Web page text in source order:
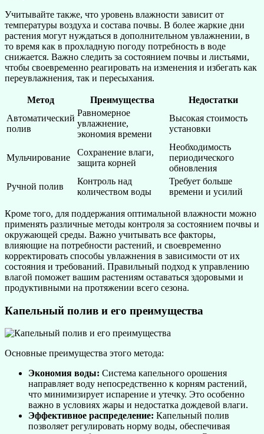
Учитывайте также, что уровень влажности зависит от
температуры воздуха и состава почвы. В более жаркие дни
растения могут нуждаться в дополнительном увлажнении, в
то время как в прохладную погоду потребность в воде
снижается. Важно следить за состоянием почвы и листьями,
чтобы своевременно реагировать на изменения и избегать как
переувлажнения, так и пересыхания.
Метод Преимущества
Недостатки
Автоматический
полив
Равномерное
увлажнение,
экономия времени
Высокая стоимость
установки
Мульчирование
Сохранение влаги,
защита корней
Необходимость
периодического
обновления
Ручной полив
Контроль над
количеством воды
Требует больше
времени и усилий
Кроме того, для поддержания оптимальной влажности можно
применять различные методы контроля за состоянием почвы и
окружающей среды. Важно учитывать все факторы,
влияющие на потребности растений, и своевременно
корректировать способы увлажнения в зависимости от их
состояния и требований. Правильный подход к управлению
влагой поможет вашим растениям оставаться здоровыми и
продуктивными на протяжении всего сезона.
Капельный полив и его преимущества
Основные преимущества этого метода:
Экономия воды: Система капельного орошения
направляет воду непосредственно к корням растений,
что минимизирует испарение и утечку. Это особенно
важно в условиях жары и недостатка дождевой влаги.
Эффективное распределение: Капельный полив
позволяет регулировать норму воды, обеспечивая